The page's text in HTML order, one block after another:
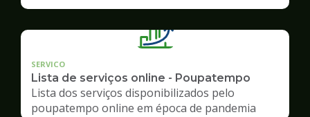
SERVICO
Lista de serviços online - Poupatempo
Lista dos serviços disponibilizados pelo
poupatempo online em época de pandemia